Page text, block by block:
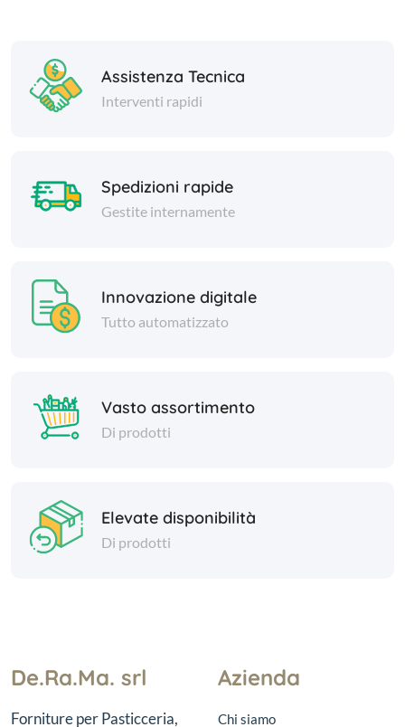
Assistenza Tecnica
Interventi rapidi
Spedizioni rapide
Gestite internamente
Innovazione digitale
Tutto automatizzato
Vasto assortimento
Di prodotti
Elevate disponibilità
Di prodotti
De.Ra.Ma. srl
Forniture per Pasticceria,
Azienda
Chi siamo